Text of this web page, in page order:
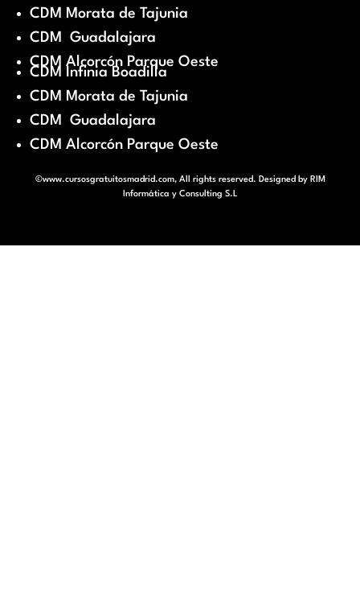
CDM Morata de Tajunia
CDM Guadalajara
CDM Alcorcón Parque Oeste
CDM Infinia Boadilla
CDM Morata de Tajunia
CDM Guadalajara
CDM Alcorcón Parque Oeste
©www.cursosgratuitosmadrid.com, All rights reserved. Designed by RIM
Informática y Consulting S.L